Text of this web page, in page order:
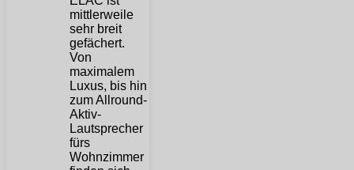
mittlerweile
sehr breit
gefächert.
Von
maximalem
Luxus, bis hin
zum Allround-
Aktiv-
Lautsprecher
fürs
Wohnzimmer